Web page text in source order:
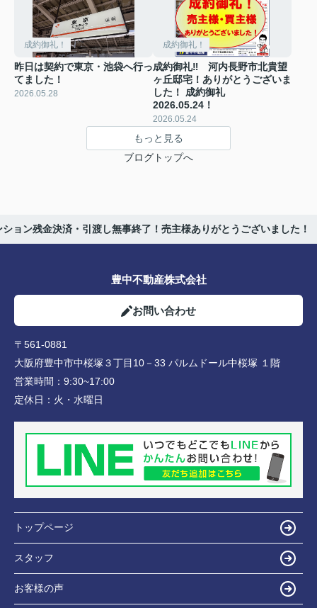
成約御礼！
昨日は契約で東京・池袋へ行っ
てました！
2026.05.28
成約御礼！
成約御礼‼ 河内長野市北貴望
ヶ丘邸宅！ありがとうございま
した！ 成約御礼
2026.05.24！
2026.05.24
もっと見る
ブログトップへ
ョン残金決済・引渡し無事終了！売主様ありがとうございました！
豊中不動産株式会社
お問い合わせ
〒561-0881
大阪府豊中市中桜塚３丁目10－33 パルムドール中桜塚 １階
営業時間： 9:30~17:00
定休日： 火・水曜日
トップページ
スタッフ
お客様の声